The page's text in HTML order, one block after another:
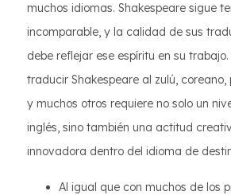
muchos idiomas. Shakespeare sigue
incomparable, y la calidad de sus
debe reflejar ese espíritu en su
traducir Shakespeare al zulú, coreano,
y muchos otros requiere no solo un
inglés, sino también una actitud
innovadora dentro del idioma de
Al igual que con muchos de los